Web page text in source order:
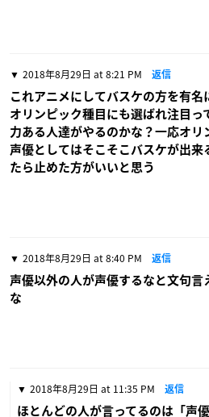
2018年8月29日 at 8:21 PM 返信
これアニメにしてバスケの方を有名
オリンピック種目にも選ばれ注目っ
力ある人達がやるのかな？一応オリ
声優としてはそこそこバスケが出来
たら止めた方がいいと思う
2018年8月29日 at 8:40 PM 返信
声優以外の人が声優するなと文句言
な
2018年8月29日 at 11:35 PM 返信
ほとんどの人が言ってるのは「声